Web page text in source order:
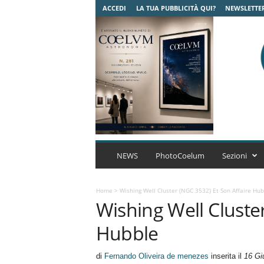
ACCEDI LA TUA PUBBLICITÀ QUI?
C
u
m
A
NEWS PhotoCoelum Sezioni
Home > Wishing Well Cluster (NGC 3532) Et Son Affaire
Wishing Well
Hubble
di Fernando Oliveira de menezes inserita il 16